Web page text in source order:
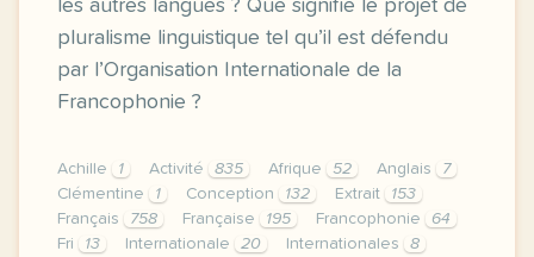
les autres langues ? Que signifie le projet de
pluralisme linguistique tel qu’il est défendu
par l’Organisation Internationale de la
Francophonie ?
Achille 1 Activité 835 Afrique 52 Anglais
7
Clémentine
1 Conception 132 Extrait
153
Français
758 Française 195 Francophonie
64
Fri
13 Internationale 20 Internationales
8